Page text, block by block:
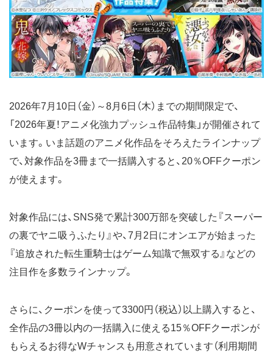
2026年7月10日（金）～8月6日（木）までの期間限定で、
「2026年夏！アニメ化強力プッシュ作品特集」が開催されて
います。いま話題のアニメ化作品をそろえたラインナップ
で、対象作品を3冊まで一括購入すると、20％OFFクーポン
が使えます。
対象作品には、SNS発で累計300万部を突破した『スーパー
の裏でヤニ吸うふたり』や、7月2日にオンエアが始まった
『追放された転生重騎士はゲーム知識で無双する』などの
注目作を多数ラインナップ。
さらに、クーポンを使って3300円（税込）以上購入すると、
全作品の3冊以内の一括購入に使える15％OFFクーポンが
もらえるお得なWチャンスも用意されています（利用期間